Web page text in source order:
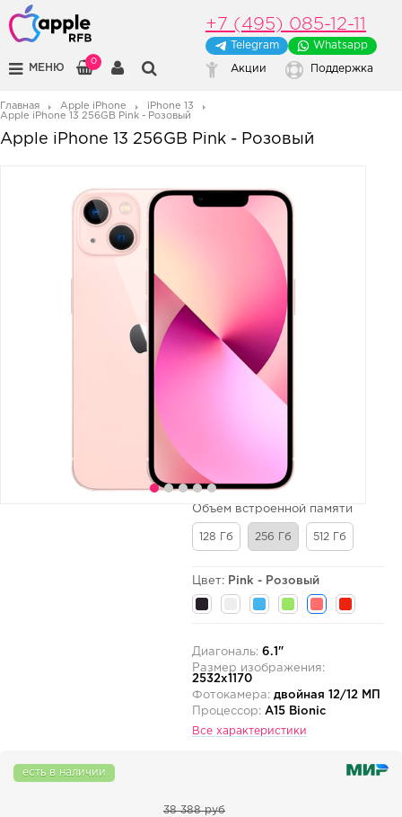
МЕНЮ
0
+7 (495) 085-12-11
Telegram Whatsapp
Акции Поддержка
Главная Apple iPhone
iPhone 13
Apple iPhone 13 256GB Pink - Розовый
Apple iPhone 13 256GB Pink - Розовый
Объем встроенной памяти
128 Гб 256 Гб 512 Гб
Цвет: Pink - Розовый
Диагональ: 6.1"
Размер изображения:
2532x1170
Фотокамера: двойная 12/12 МП
Процессор: A15 Bionic
Все характеристики
есть в наличии
38 388 руб